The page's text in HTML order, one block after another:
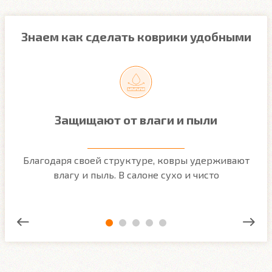
Знаем как сделать коврики удобными
Защищают от влаги и пыли
Благодаря своей структуре, ковры удерживают
влагу и пыль. В салоне сухо и чисто